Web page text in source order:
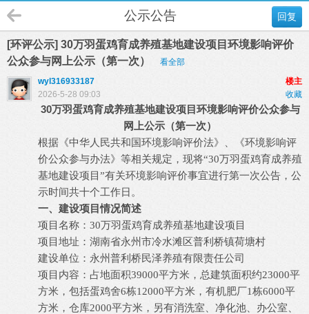
回复
公示公告
[环评公示] 30万羽蛋鸡育成养殖基地建设项目环境影响评价
公众参与网上公示（第一次）
看全部
楼主
wyl316933187
收藏
2026-5-28 09:03
30万羽蛋鸡育成养殖基地建设项目 环境影响评价公众参与
网上公示（第一次）
根据《中华人民共和国环境影响评价法》、
《环境影响评
价公众参与办法》 等相关规定，现将“30万羽蛋鸡育成养殖
基地建设项目 ”有关环境影响评价事宜进行第一次公告，公
示时间共十个工作日。
一、建设项目情况简述
项 目名称： 30万羽蛋鸡育成养殖基地建设项目
项目地址： 湖南省永州市冷水滩区普利桥镇荷塘村
建设单位： 永州普利桥民泽养殖有限责任公司
项目内容： 占地面积39000平方米，总建筑面积约23000平
方米，包括蛋鸡舍6栋12000平方米，有机肥厂1栋6000平
方米，仓库2000平方米，另有消洗室、净化池、办公室、